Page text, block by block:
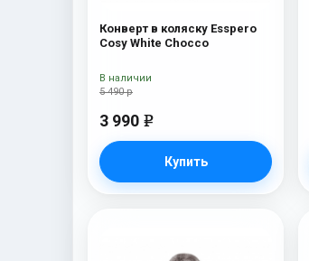
Конверт в коляску Esspero
Cosy White Chocco
5 490 р
3 990 e
Купить
В наличии